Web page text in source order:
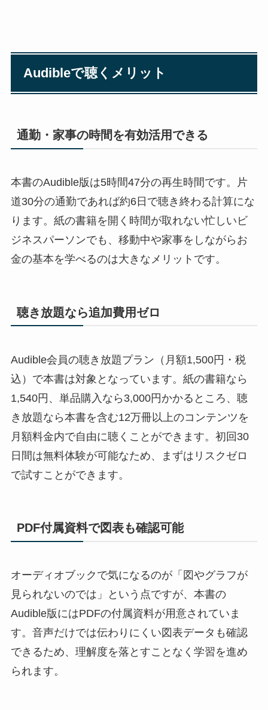
Audibleで聴くメリット
通勤・家事の時間を有効活用できる
本書のAudible版は5時間47分の再生時間です。片
道30分の通勤であれば約6日で聴き終わる計算にな
ります。紙の書籍を開く時間が取れない忙しいビ
ジネスパーソンでも、移動中や家事をしながらお
金の基本を学べるのは大きなメリットです。
聴き放題なら追加費用ゼロ
Audible会員の聴き放題プラン（月額1,500円・税
込）で本書は対象となっています。紙の書籍なら
1,540円、単品購入なら3,000円かかるところ、聴
き放題なら本書を含む12万冊以上のコンテンツを
月額料金内で自由に聴くことができます。初回30
日間は無料体験が可能なため、まずはリスクゼロ
で試すことができます。
PDF付属資料で図表も確認可能
オーディオブックで気になるのが「図やグラフが
見られないのでは」という点ですが、本書の
Audible版にはPDFの付属資料が用意されていま
す。音声だけでは伝わりにくい図表データも確認
できるため、理解度を落とすことなく学習を進め
られます。